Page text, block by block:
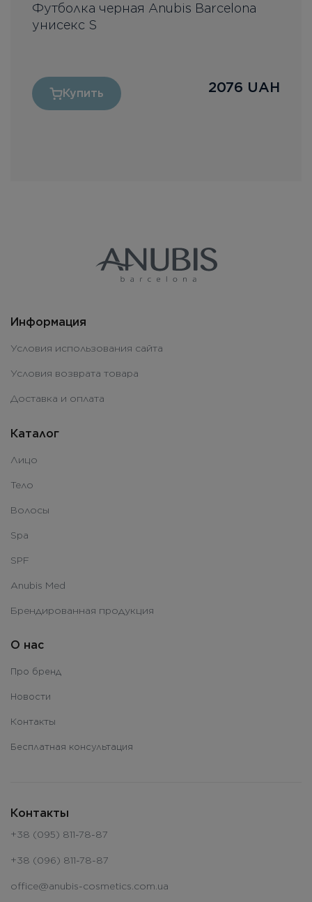
Футболка черная Anubis Barcelona
унисекс S
2076 UAH
Купить
Информация
Условия использования сайта
Условия возврата товара
Доставка и оплата
Каталог
Лицо
Тело
Волосы
Spa
SPF
Anubis Med
Брендированная продукция
О нас
Про бренд
Новости
Контакты
Бесплатная консультация
Контакты
+38 (095) 811-78-87
+38 (096) 811-78-87
office@anubis-cosmetics.com.ua